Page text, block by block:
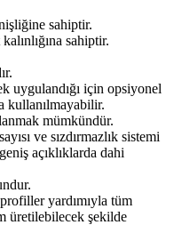
sahiptir.
sahiptir.
uygulandığı için opsiyonel
kullanılmayabilir.
mümkündür.
ve sızdırmazlık sistemi
açıklıklarda dahi
yardımıyla tüm
üretilebilecek şekilde